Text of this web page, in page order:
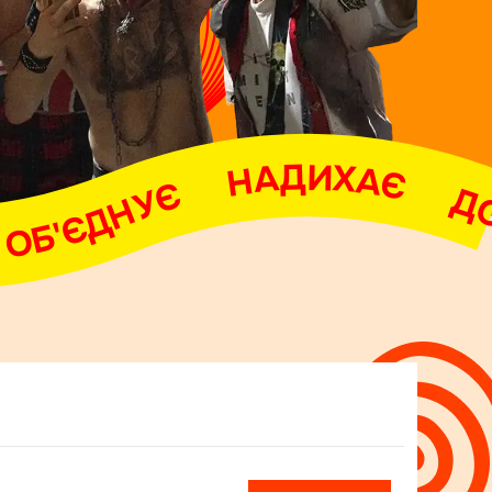
ДОПОМАГАЄ     ОБ'ЄДНУЄ     НАДИХАЄ     ДОПОМАГАЄ